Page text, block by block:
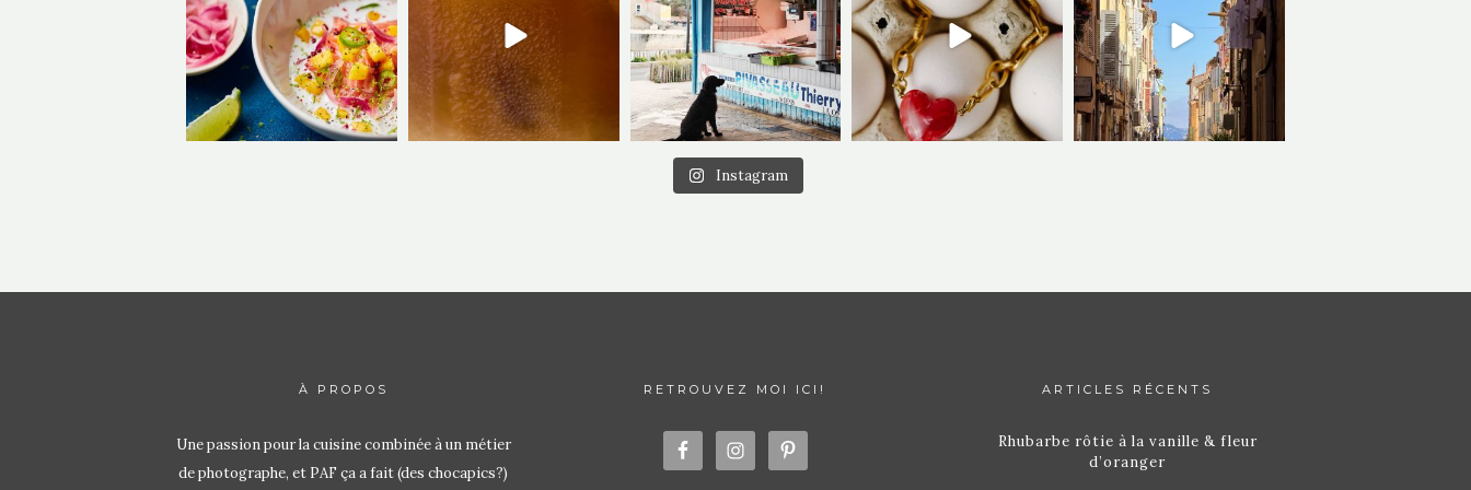
Instagram
À PROPOS
Une passion pour la cuisine combinée à un métier
de photographe, et PAF ça a fait (des chocapics?)
RETROUVEZ MOI ICI! ARTICLES RÉCENTS
Rhubarbe rôtie à la vanille & fleur
d’oranger